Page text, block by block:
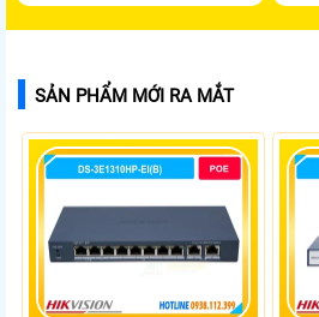
SẢN PHẨM MỚI RA MẮT